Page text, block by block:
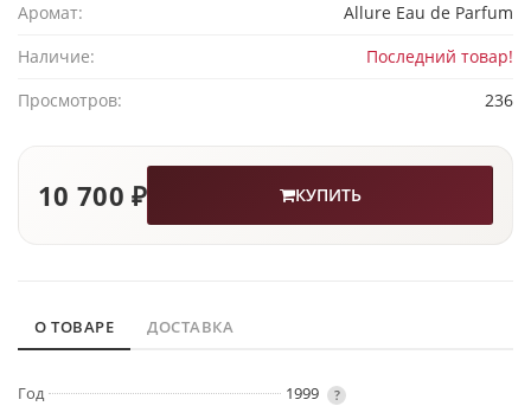
Аромат:
Allure Eau de Parfum
Наличие:
Последний товар!
Просмотров:
236
10 700 ₽ КУПИТЬ
О ТОВАРЕ ДОСТАВКА
Год 1999 ?